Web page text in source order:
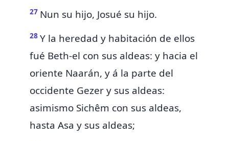
27 Nun su hijo, Josué su hijo.
28 Y la heredad y habitación de ellos
fué Beth-el con sus aldeas: y hacia el
oriente Naarán, y á la parte del
occidente Gezer y sus aldeas:
asimismo Sichêm con sus aldeas,
hasta Asa y sus aldeas;